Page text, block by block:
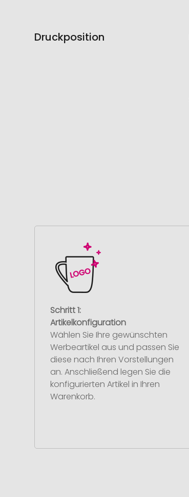
Druckposition
Schritt 1:
Artikelkonfiguration
Wählen Sie Ihre gewünschten
Werbeartikel aus und passen Sie
diese nach Ihren Vorstellungen
an. Anschließend legen Sie die
konfigurierten Artikel in Ihren
Warenkorb.